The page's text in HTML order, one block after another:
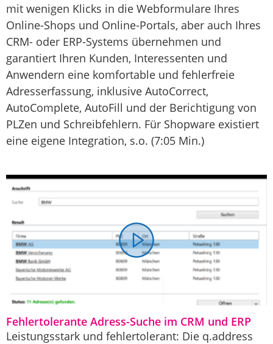
mit wenigen Klicks in die Webformulare Ihres
Online-Shops und Online-Portals, aber auch Ihres
CRM- oder ERP-Systems übernehmen und
garantiert Ihren Kunden, Interessenten und
Anwendern eine komfortable und fehlerfreie
Adresserfassung, inklusive AutoCorrect,
AutoComplete, AutoFill und der Berichtigung von
PLZen und Schreibfehlern. Für Shopware existiert
eine eigene Integration, s.o. (7:05 Min.)
Fehlertolerante Adress-Suche im CRM und ERP
Leistungsstark und fehlertolerant: Die q.address